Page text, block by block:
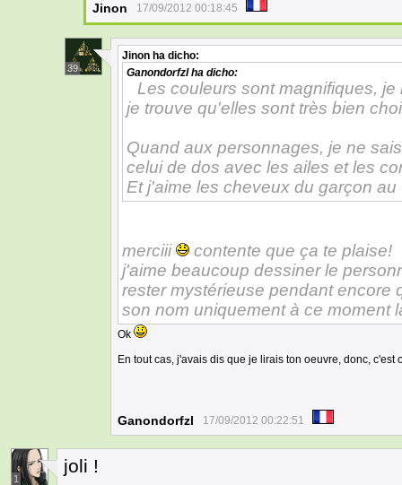
Jinon 17/09/2012 00:18:45
39
Jinon ha dicho:
Ganondorfzlha dicho:
Les couleurs sont magnifiques,
je trouve qu'elles sont très bien
Quand aux personnages, je ne
celui de dos avec les ailes et les
Et j'aime les cheveux du garçon
merciii
contente que ça te plaise!
j'aime beaucoup dessiner le
rester mystérieuse pendant encore
son nom uniquement à ce moment
Ok
En tout cas, j'avais dis que je lirais ton oeuvre, donc, c'est
Ganondorfzl 17/09/2012 00:22:51
1
joli !